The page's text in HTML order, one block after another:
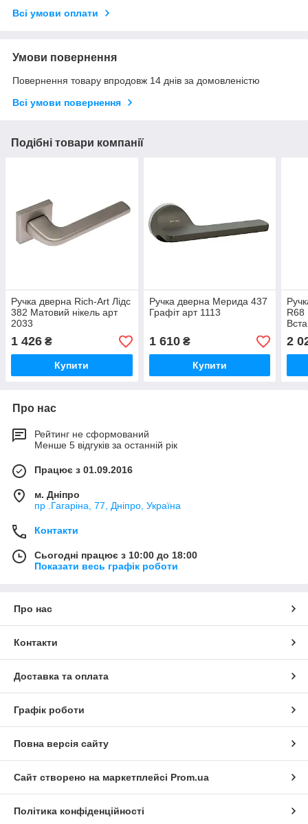
Всі умови оплати
Умови повернення
Повернення товару впродовж 14 днів за домовленістю
Всі умови повернення
Подібні товари компанії
Ручка дверна Rich-Art Лідс
382 Матовий нікель арт
2033
1 426 ₴
Купити
Ручка дверна Мерида 437
Графіт арт 1113
1 610₴
Купити
R68
арт
2
Про нас
Рейтинг не сформований
Менше 5 відгуків за останній рік
Працює з 01.09.2016
м. Дніпро
пр .Гагаріна, 77, Дніпро, Україна
Контакти
Сьогодні працює з 10:00 до 18:00
Показати весь графік роботи
Про нас
Контакти
Доставка та оплата
Графік роботи
Повна версія сайту
Сайт створено на маркетплейсі Prom.ua
Політика конфіденційності